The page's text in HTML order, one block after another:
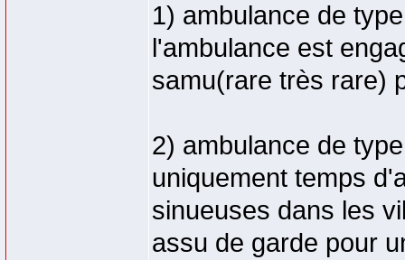
1) ambulance de
l'ambulance est
samu(rare très rare)
2) ambulance de
uniquement temps
sinueuses dans les
assu de garde pour